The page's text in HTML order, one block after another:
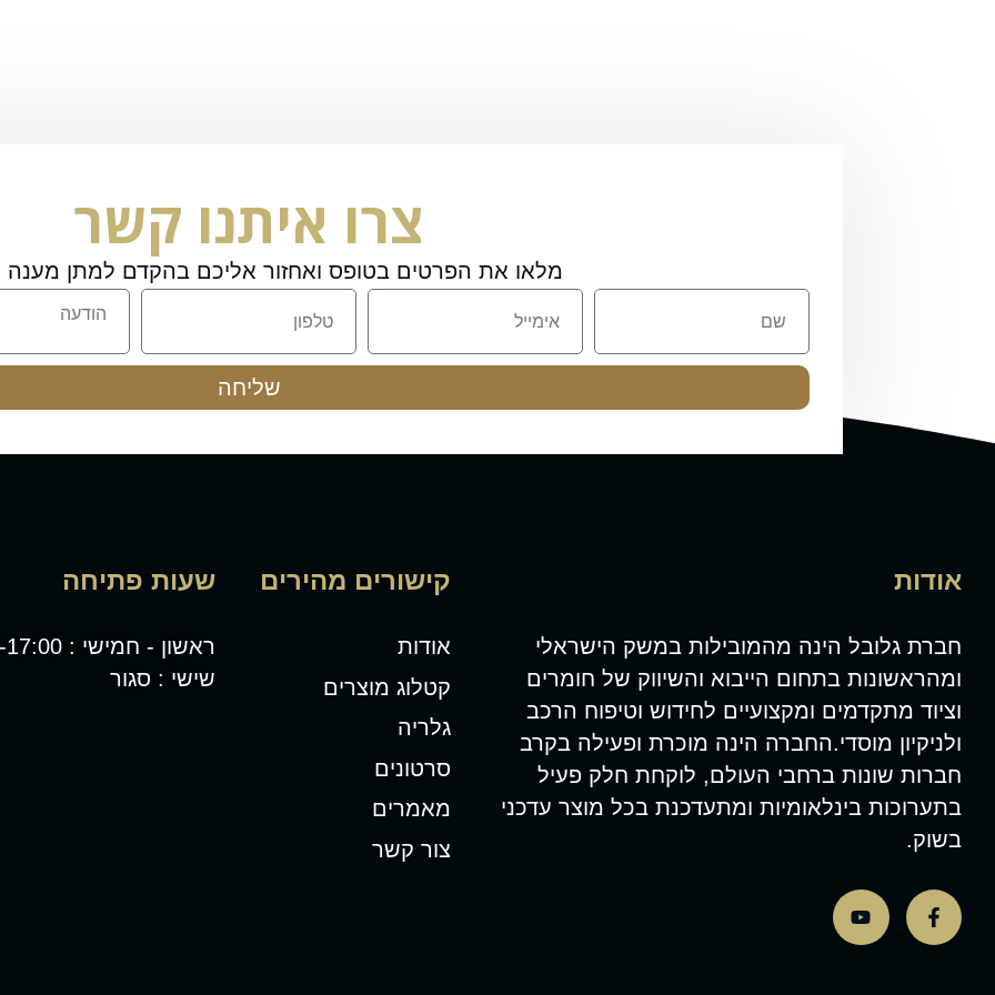
צרו איתנו קשר
מלאו את הפרטים בטופס ואחזור אליכם בהקדם למתן מענה
שליחה
אודות
חברת גלובל הינה מהמובילות במשק הישראלי
ומהראשונות בתחום הייבוא והשיווק של חומרים
וציוד מתקדמים ומקצועיים לחידוש וטיפוח הרכב
ולניקיון מוסדי.החברה הינה מוכרת ופעילה בקרב
חברות שונות ברחבי העולם, לוקחת חלק פעיל
בתערוכות בינלאומיות ומתעדכנת בכל מוצר עדכני
בשוק.
קישורים מהירים
אודות
קטלוג מוצרים
גלריה
סרטונים
מאמרים
צור קשר
שעות פתיחה
ראשון - חמישי : 08:00-17:00
שישי : סגור